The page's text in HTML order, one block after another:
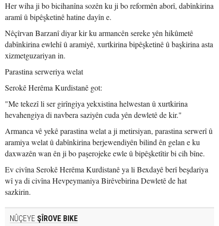
Her wiha ji bo bicihanîna sozên ku ji bo reformên aborî, dabînkirina
aramî û bipêşketinê hatine dayîn e.
Nêçîrvan Barzanî diyar kir ku armancên sereke yên hikûmetê
dabînkirina ewlehî û aramiyê, xurtkirina bipêşketinê û başkirina asta
xizmetguzariyan in.
Parastina serweriya welat
Serokê Herêma Kurdistanê got:
"Me tekezî li ser girîngiya yekxistina helwestan û xurtkirina
hevahengiya di navbera saziyên cuda yên dewletê de kir."
Armanca vê yekê parastina welat a ji metirsiyan, parastina serwerî û
aramiya welat û dabînkirina berjewendiyên bilind ên gelan e ku
daxwazên wan ên ji bo paşerojeke ewle û bipêşketîtir bi cih bîne.
Ev civîna Serokê Herêma Kurdistanê ya li Bexdayê berî beşdariya
wî ya di civîna Hevpeymaniya Birêvebirina Dewletê de hat
sazkirin.
NÛÇEYE ŞÎROVE BIKE